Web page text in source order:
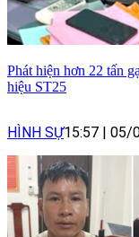
Phát hiện hơn 22 tấn
hiệu ST25
HÌNH SỰ15:57 | 05/